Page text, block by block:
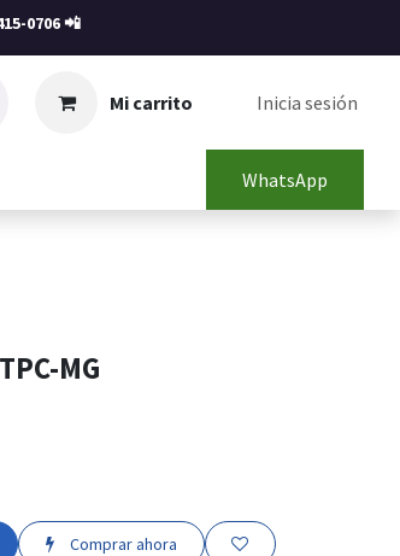
0706📲
Mi carrito Inicia sesión
WhatsApp
MG
Comprar ahora